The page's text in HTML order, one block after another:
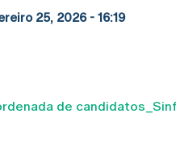
25, 2026 - 16:19
de